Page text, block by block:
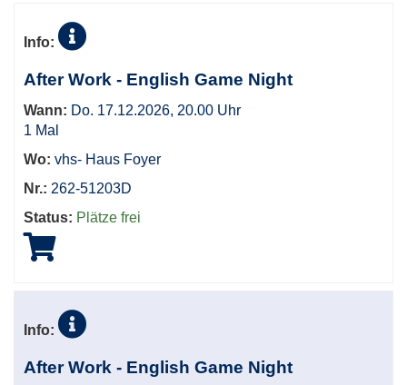
Info:
After Work - English Game Night
Wann: Do. 17.12.2026, 20.00 Uhr
1 Mal
Wo: vhs- Haus Foyer
Nr.: 262-51203D
Status: Plätze frei
Info:
After Work - English Game Night